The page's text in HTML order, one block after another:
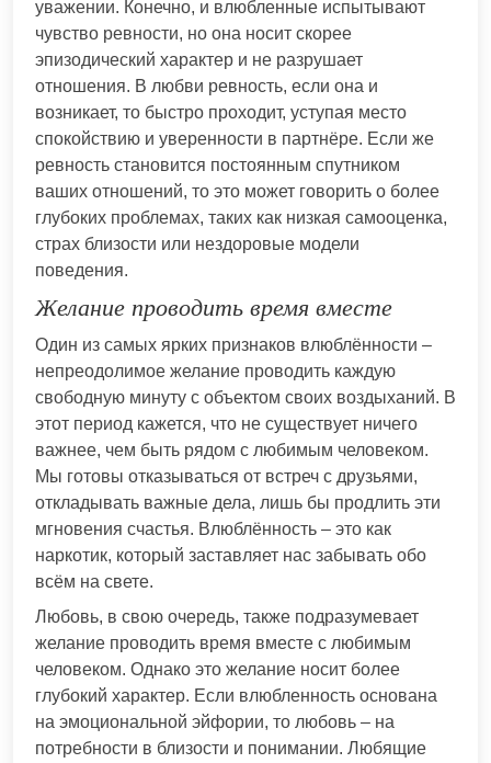
уважении. Конечно, и влюбленные испытывают
чувство ревности, но она носит скорее
эпизодический характер и не разрушает
отношения. В любви ревность, если она и
возникает, то быстро проходит, уступая место
спокойствию и уверенности в партнёре. Если же
ревность становится постоянным спутником
ваших отношений, то это может говорить о более
глубоких проблемах, таких как низкая самооценка,
страх близости или нездоровые модели
поведения.
Желание проводить время вместе
Один из самых ярких признаков влюблённости –
непреодолимое желание проводить каждую
свободную минуту с объектом своих воздыханий. В
этот период кажется, что не существует ничего
важнее, чем быть рядом с любимым человеком.
Мы готовы отказываться от встреч с друзьями,
откладывать важные дела, лишь бы продлить эти
мгновения счастья. Влюблённость – это как
наркотик, который заставляет нас забывать обо
всём на свете.
Любовь, в свою очередь, также подразумевает
желание проводить время вместе с любимым
человеком. Однако это желание носит более
глубокий характер. Если влюбленность основана
на эмоциональной эйфории, то любовь – на
потребности в близости и понимании. Любящие